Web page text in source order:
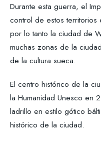
Durante esta guerra, el
control de estos territorios
por lo tanto la ciudad de
muchas zonas de la
de la cultura sueca.
El centro histórico de la
la Humanidad Unesco en
ladrillo en estilo gótico
histórico de la ciudad.